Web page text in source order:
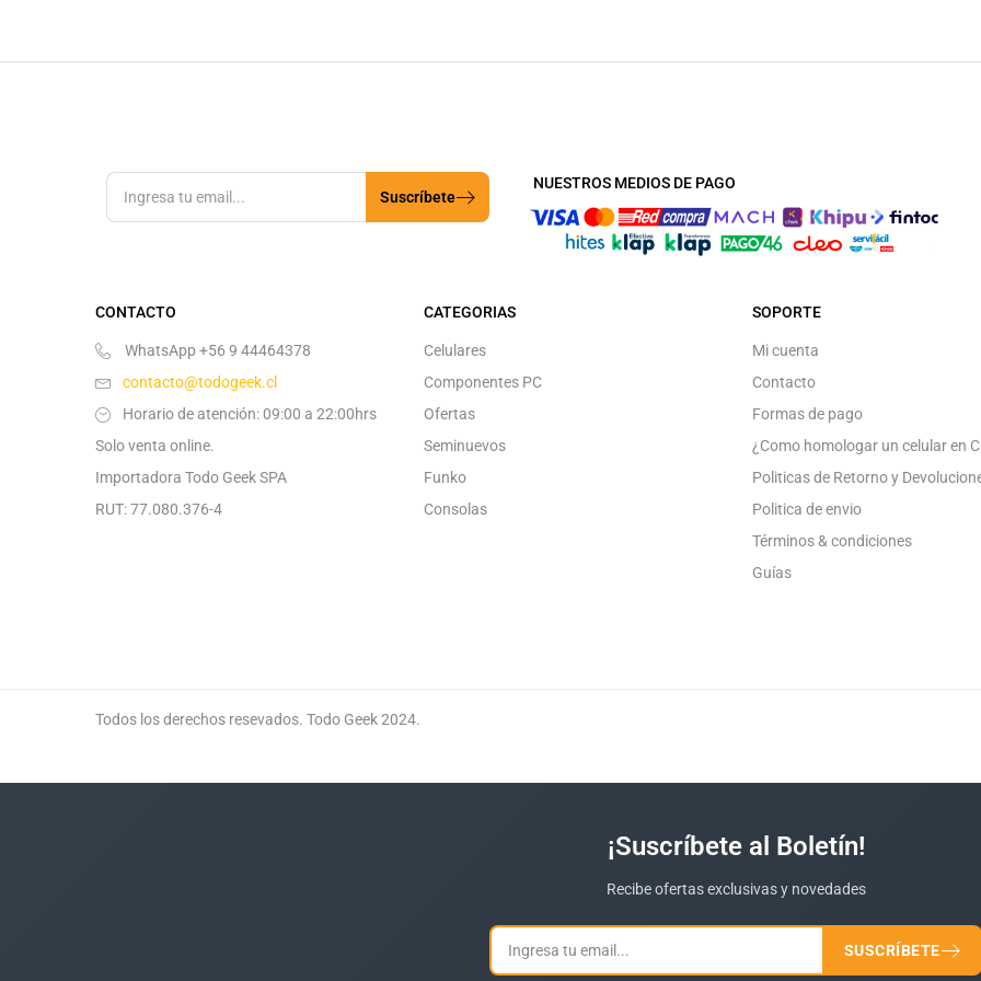
Suscríbete
NUESTROS MEDIOS DE PAGO
CONTACTO
WhatsApp +56 9 44464378
contacto@todogeek.cl
Horario de atención: 09:00 a 22:00hrs
Solo venta online.
Importadora Todo Geek SPA
RUT: 77.080.376-4
CATEGORIAS
Celulares
Componentes PC
Ofertas
Seminuevos
Funko
Consolas
SOPORTE
Mi cuenta
Contacto
Formas de pago
¿Como homologar un celular en
Politicas de Retorno y
Politica de envio
Términos & condiciones
Guías
Todos los derechos resevados. Todo Geek 2024.
¡Suscríbete al Boletín!
Recibe ofertas exclusivas y novedades
SUSCRÍBETE